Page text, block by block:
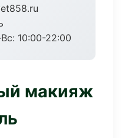
10:00-22:00
макияж